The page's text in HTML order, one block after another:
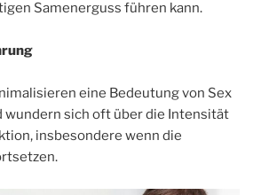
Samenerguss führen kann.
eine Bedeutung von Sex
wundern sich oft über die Intensität
insbesondere wenn die